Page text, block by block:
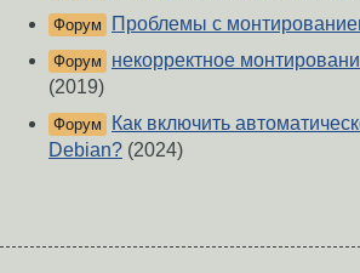
Форум Проблемы с
Форум
некорректное
(2019)
Форум
Как включить
Debian? (2024)